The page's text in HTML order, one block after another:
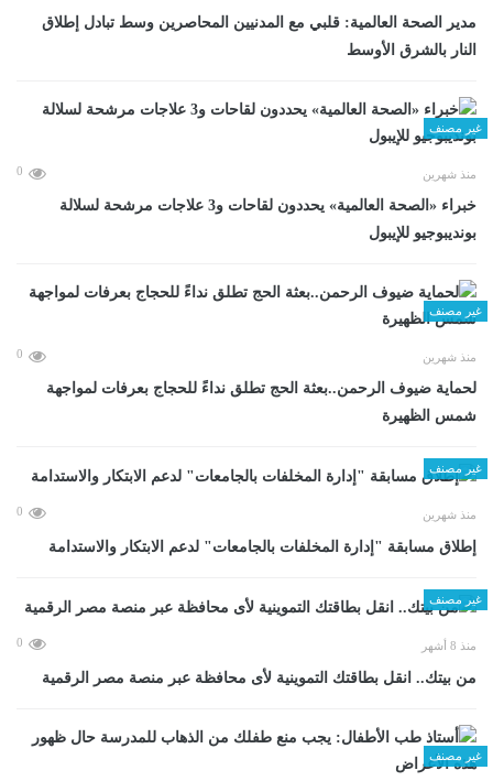
مدير الصحة العالمية: قلبي مع المدنيين المحاصرين وسط تبادل إطلاق
النار بالشرق الأوسط
غير مصنف
منذ شهرين 0
خبراء «الصحة العالمية» يحددون لقاحات و3 علاجات مرشحة لسلالة
بونديبوجيو للإيبول
غير مصنف
منذ شهرين 0
لحماية ضيوف الرحمن..بعثة الحج تطلق نداءً للحجاج بعرفات لمواجهة
شمس الظهيرة
غير مصنف
منذ شهرين 0
إطلاق مسابقة "إدارة المخلفات بالجامعات" لدعم الابتكار والاستدامة
غير مصنف
منذ 8 أشهر 0
من بيتك.. انقل بطاقتك التموينية لأى محافظة عبر منصة مصر الرقمية
غير مصنف